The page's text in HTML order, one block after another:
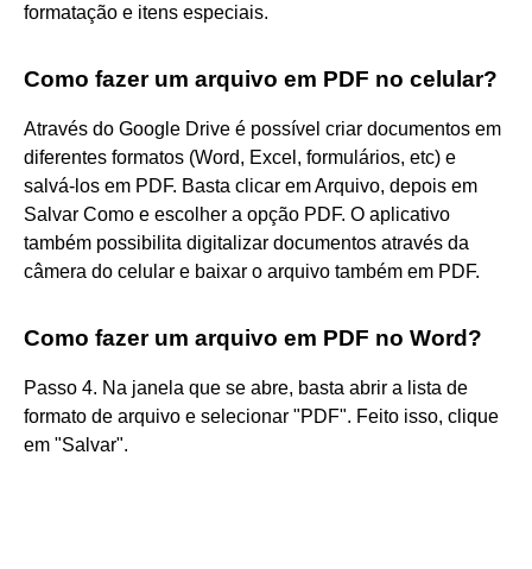
formatação e itens especiais.
Como fazer um arquivo em PDF no celular?
Através do Google Drive é possível criar documentos em
diferentes formatos (Word, Excel, formulários, etc) e
salvá-los em PDF. Basta clicar em Arquivo, depois em
Salvar Como e escolher a opção PDF. O aplicativo
também possibilita digitalizar documentos através da
câmera do celular e baixar o arquivo também em PDF.
Como fazer um arquivo em PDF no Word?
Passo 4. Na janela que se abre, basta abrir a lista de
formato de arquivo e selecionar "PDF". Feito isso, clique
em "Salvar".